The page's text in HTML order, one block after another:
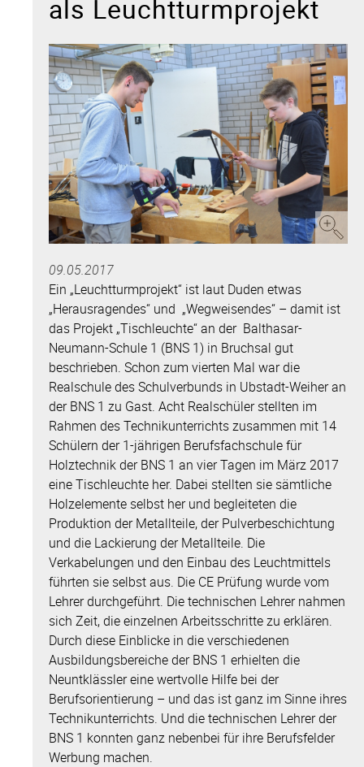
als Leuchtturmprojekt
09.05.2017
Ein „Leuchtturmprojekt“ ist laut Duden etwas
„Herausragendes“ und „Wegweisendes“ – damit ist
das Projekt „Tischleuchte“ an der Balthasar-
Neumann-Schule 1 (BNS 1) in Bruchsal gut
beschrieben. Schon zum vierten Mal war die
Realschule des Schulverbunds in Ubstadt-Weiher an
der BNS 1 zu Gast. Acht Realschüler stellten im
Rahmen des Technikunterrichts zusammen mit 14
Schülern der 1-jährigen Berufsfachschule für
Holztechnik der BNS 1 an vier Tagen im März 2017
eine Tischleuchte her. Dabei stellten sie sämtliche
Holzelemente selbst her und begleiteten die
Produktion der Metallteile, der Pulverbeschichtung
und die Lackierung der Metallteile. Die
Verkabelungen und den Einbau des Leuchtmittels
führten sie selbst aus. Die CE Prüfung wurde vom
Lehrer durchgeführt. Die technischen Lehrer nahmen
sich Zeit, die einzelnen Arbeitsschritte zu erklären.
Durch diese Einblicke in die verschiedenen
Ausbildungsbereiche der BNS 1 erhielten die
Neuntklässler eine wertvolle Hilfe bei der
Berufsorientierung – und das ist ganz im Sinne ihres
Technikunterrichts. Und die technischen Lehrer der
BNS 1 konnten ganz nebenbei für ihre Berufsfelder
Werbung machen.